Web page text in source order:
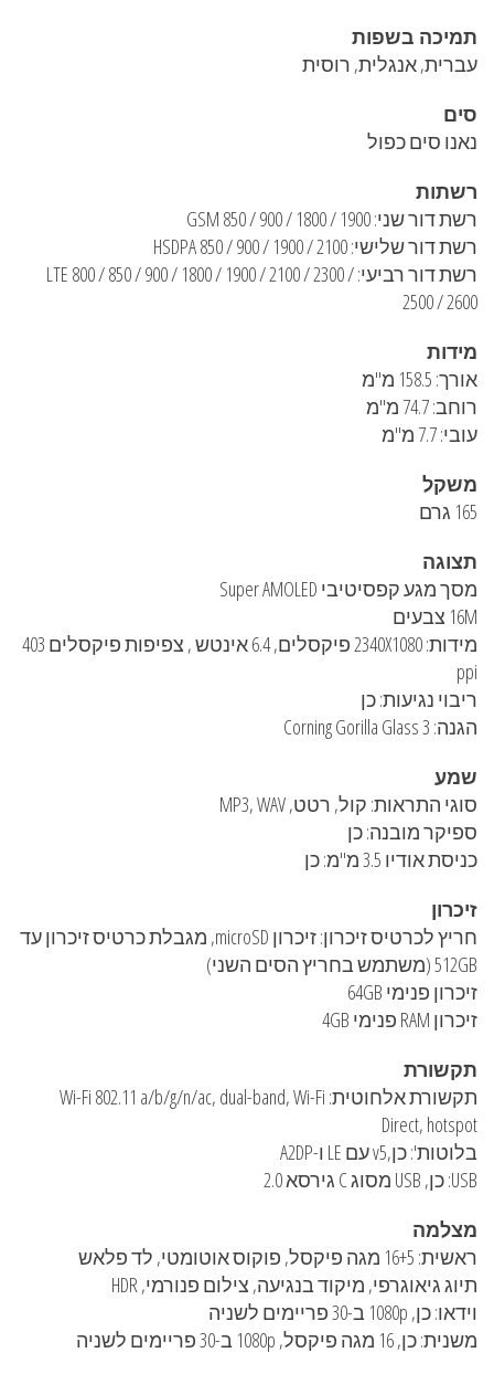
תמיכה בשפות
עברית, אנגלית, רוסית
סים
נאנו סים כפול
רשתות
רשת דור שני: GSM 850 / 900 / 1800 / 1900
רשת דור שלישי: HSDPA 850 / 900 / 1900 / 2100
רשת דור רביעי: LTE 800 / 850 / 900 / 1800 / 1900 / 2100 / 2300 /
2500 / 2600
מידות
אורך: 158.5 מ"מ
רוחב: 74.7 מ"מ
עובי: 7.7 מ"מ
משקל
165 גרם
תצוגה
מסך מגע קפסיטיבי Super AMOLED
16M צבעים
מידות: 2340X1080 פיקסלים, 6.4 אינטש , צפיפות פיקסלים 403
ppi
ריבוי נגיעות: כן
הגנה: Corning Gorilla Glass 3
שמע
סוגי התראות: קול, רטט, MP3, WAV
ספיקר מובנה: כן
כניסת אודיו 3.5 מ"מ: כן
זיכרון
חריץ לכרטיס זיכרון: זיכרון microSD, מגבלת כרטיס זיכרון עד
512GB (משתמש בחריץ הסים השני)
זיכרון פנימי 64GB
זיכרון RAM פנימי 4GB
תקשורת
תקשורת אלחוטית: Wi-Fi 802.11 a/b/g/n/ac, dual-band, Wi-Fi
Direct, hotspot
בלוטות': כן,v5 עם LE ו-A2DP
USB: כן, USB מסוג C גירסא 2.0
מצלמה
ראשית: 16+5 מגה פיקסל, פוקוס אוטומטי, לד פלאש
תיוג גיאוגרפי, מיקוד בנגיעה, צילום פנורמי, HDR
וידאו: כן, 1080p ב-30 פריימים לשניה
משנית: כן, 16 מגה פיקסל, 1080p ב-30 פריימים לשניה